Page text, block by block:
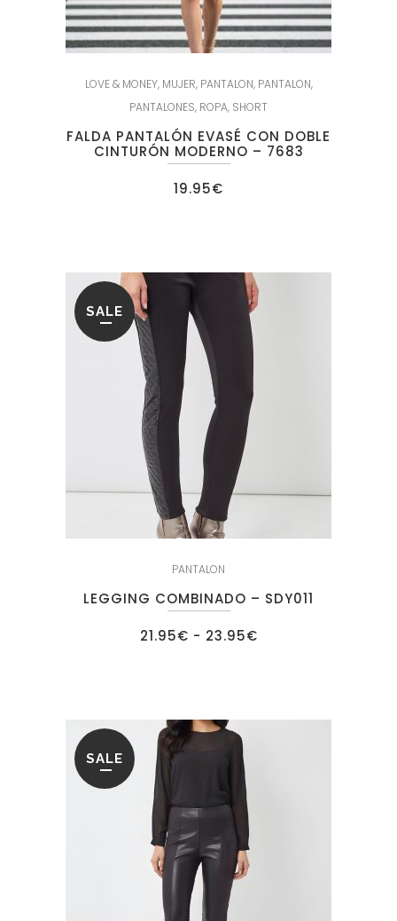
LOVE & MONEY, MUJER, PANTALON, PANTALON,
PANTALONES, ROPA, SHORT
FALDA PANTALÓN EVASÉ CON DOBLE
CINTURÓN MODERNO – 7683
19.95€
SALE
PANTALON
LEGGING COMBINADO – SDY011
21.95€ - 23.95€Rango
SALE